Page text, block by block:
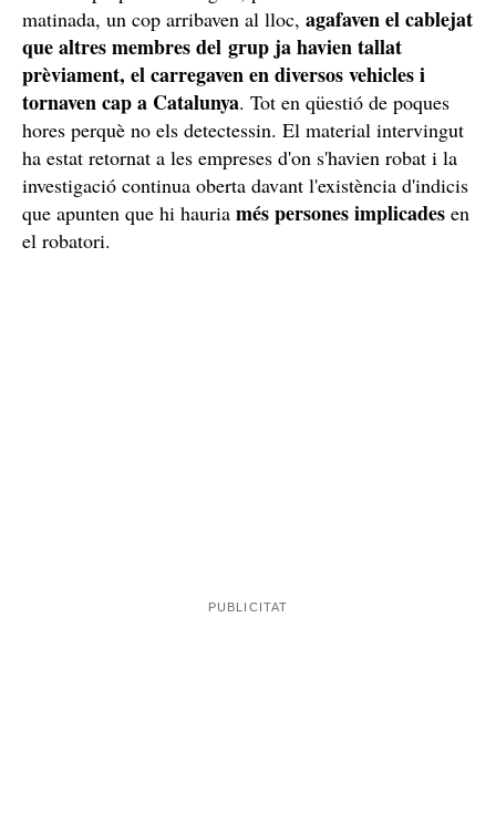
matinada, un cop arribaven al lloc, agafaven el cablejat
que altres membres del grup ja havien tallat
prèviament, el carregaven en diversos vehicles i
tornaven cap a Catalunya. Tot en qüestió de poques
hores perquè no els detectessin. El material intervingut
ha estat retornat a les empreses d'on s'havien robat i la
investigació continua oberta davant l'existència d'indicis
que apunten que hi hauria més persones implicades en
el robatori.